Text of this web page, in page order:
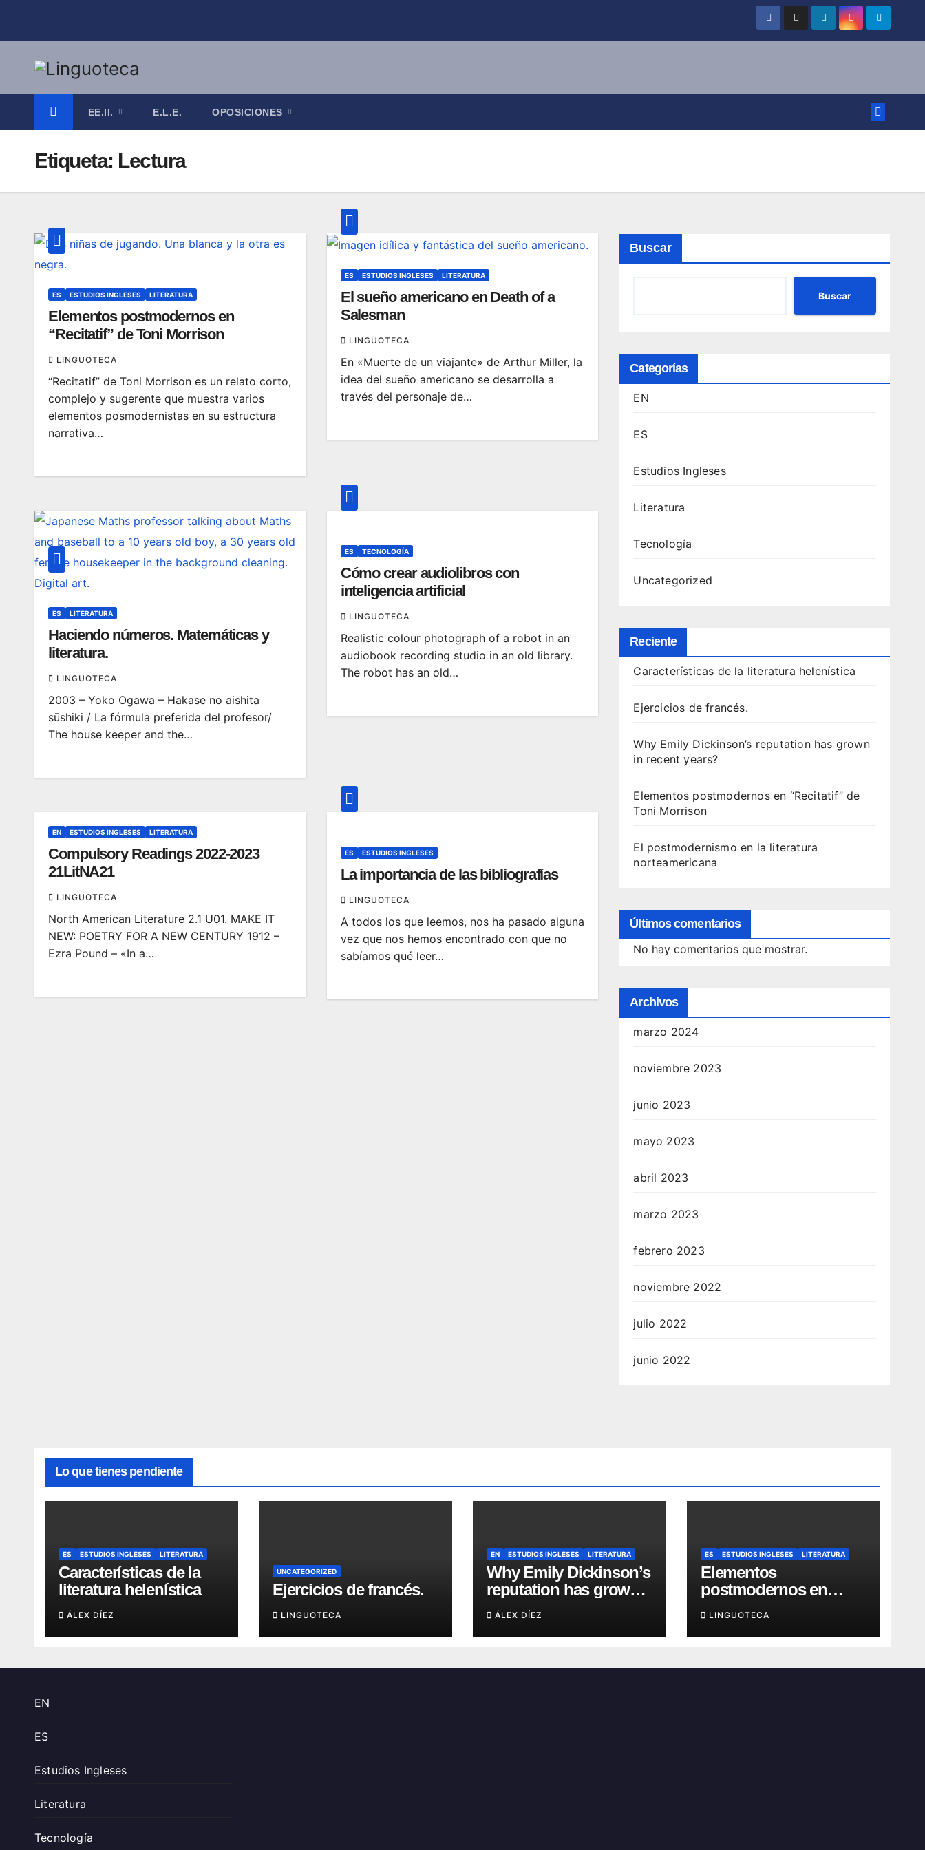
EE.II. E.L.E. OPOSICIONES
Etiqueta: Lectura
ES ESTUDIOS INGLESES LITERATURA
Elementos postmodernos en
“Recitatif” de Toni Morrison
LINGUOTECA
“Recitatif” de Toni Morrison es un relato corto,
complejo y sugerente que muestra varios
elementos posmodernistas en su estructura
narrativa…
ES ESTUDIOS INGLESES LITERATURA
El sueño americano en Death of a
Salesman
LINGUOTECA
En «Muerte de un viajante» de Arthur Miller, la
idea del sueño americano se desarrolla a
través del personaje de…
ES LITERATURA
Haciendo números. Matemáticas y
literatura.
LINGUOTECA
2003 – Yoko Ogawa – Hakase no aishita
sūshiki / La fórmula preferida del profesor/
The house keeper and the…
ES TECNOLOGÍA
Cómo crear audiolibros con
inteligencia artificial
LINGUOTECA
Realistic colour photograph of a robot in an
audiobook recording studio in an old library.
The robot has an old…
EN ESTUDIOS INGLESES LITERATURA
Compulsory Readings 2022-2023
21LitNA21
LINGUOTECA
North American Literature 2.1 U01. MAKE IT
NEW: POETRY FOR A NEW CENTURY 1912 –
Ezra Pound – «In a…
ES ESTUDIOS INGLESES
La importancia de las bibliografías
LINGUOTECA
A todos los que leemos, nos ha pasado alguna
vez que nos hemos encontrado con que no
sabíamos qué leer…
Buscar
Buscar
Categorías
EN
ES
Estudios Ingleses
Literatura
Tecnología
Uncategorized
Reciente
Características de la literatura helenística
Ejercicios de francés.
Why Emily Dickinson’s reputation has grown
in recent years?
Elementos postmodernos en “Recitatif” de
Toni Morrison
El postmodernismo en la literatura
norteamericana
Últimos comentarios
No hay comentarios que mostrar.
Archivos
marzo 2024
noviembre 2023
junio 2023
mayo 2023
abril 2023
marzo 2023
febrero 2023
noviembre 2022
julio 2022
junio 2022
Lo que tienes pendiente
ES ESTUDIOS INGLESES LITERATURA
Características de la
literatura helenística
ÁLEX DÍEZ
UNCATEGORIZED
Ejercicios de francés.
LINGUOTECA
EN ESTUDIOS INGLESES LITERATURA
Why Emily Dickinson’s
reputation has grown
in recent years?
ÁLEX DÍEZ
ES ESTUDIOS INGLESES LITERATURA
Elementos
postmodernos en
“Recitatif” de Toni
Morrison
LINGUOTECA
EN
ES
Estudios Ingleses
Literatura
Tecnología